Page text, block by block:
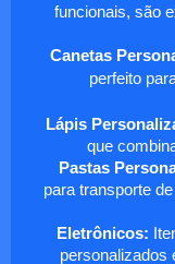
funcionais, são
Canetas
perfeito
Lápis
que
Pastas
para transporte
Eletrônicos:
personalizados